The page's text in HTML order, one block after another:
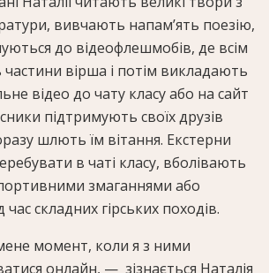
вивчають напам’ять поезію,
до відеофлешмобів, де всім
вірша і потім викладають
відео до чату класу або на сайт
підтримують своїх друзів
шлють їм вітання. Екстерни
в чаті класу, вболівають
змаганнями або
складних гірських походів.
момент, коли я з ними
онлайн, — зізнається Наталія